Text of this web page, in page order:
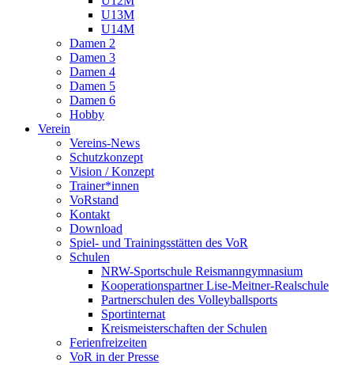
U13M
U14M
Damen 2
Damen 3
Damen 4
Damen 5
Damen 6
Hobby
Verein
Vereins-News
Schutzkonzept
Vision / Konzept
Trainer*innen
VoRstand
Kontakt
Download
Spiel- und Trainingsstätten des VoR
Schulen
NRW-Sportschule Reismanngymnasium
Kooperationspartner Lise-Meitner-Realschule
Partnerschulen des Volleyballsports
Sportinternat
Kreismeisterschaften der Schulen
Ferienfreizeiten
VoR in der Presse